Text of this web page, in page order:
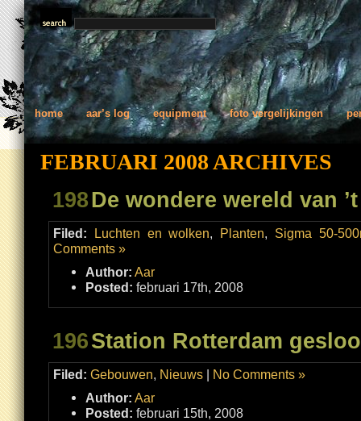
home aar’s log equipment foto vergelijkingen
FEBRUARI 2008 ARCHIVES
198De wondere wereld van
Filed: Luchten en wolken, Planten, Sigma 50-
Comments »
Author: Aar
Posted: februari 17th, 2008
196Station Rotterdam
Filed: Gebouwen, Nieuws | No Comments »
Author: Aar
Posted: februari 15th, 2008